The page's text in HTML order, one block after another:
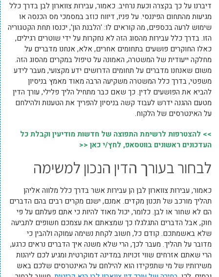
דיברנו על כך בקצרה וכעת נרחיב. כאמור, עבירות צווארון לבן בדרך כלל
מגיעות מהתחום הפיננסי. על פניו, דיווח כוזב במסמכי מס הכנסה או
שימוש לרעה בכספים, מה קוראים לו: 'הלבנת הון', יכנסו תחת הקטגוריה
הזו. בדרך כלל עבירות מהסוג הזה לא נחקרות על ידי שוטרים רגילים,
כאלו החוקרים פושעים בתחומים אחרים, אלא, אנחנו מדברים על
מחלקה ייעודית של המשטרה, האמונה על טיפול במקרים מהסוג הזה.
משום שאנחנו מדברים על תחומים הדרושים ידע מקצועי, מעבר לידע
משפטי, בדרך כלל המשטרה משקיעה הרבה מאוד מאמץ בניסיון
להביא את הפושעים לדין. כך שאם כבר מתחיל הליך פלילי, עורך הדין
מטעם ההגנה ידרש לעבוד קשה בניסיון להפריך את הטענות ולהילחם
על האינטרסים של הלקוח.
>> להצטרפות לרשימת התפוצה של חדשות מודיעין וקבלת כל
העדכונים ראשונים בווטסאפ, לחץ/י כאן <<
לבחור בעורך הדין הנכון למשימה
כאמור, עבירות צווארון לבן הן עבירות אשר בדרך כלל מלווה אליהן
תהליך מורכב של תכנון מקדים. אמנם, ישנם מקרים רבים בהם הדברים
הם לא שחור או לבן. כלומר, יכול מאוד להיות כי אתם פעלתם על פי
חוק, אבל הדברים התגלגלו כך שמצאתם את עצמכם חשופים לתביעה
שלא באשמתכם. קודם כל, חשוב לקחת נשימה עמוקה ולהבין כי
מדובר על תהליך. מעבר לכך, הרי שלא משנה איך הדברים נראים כרגע,
הרי שאתם אזרחים שווי זכויות במדינה דמוקרטית ומגיע לכם ליהנות
משירותיו של מי שתפקידו הוא להילחם על האינטרסים שלכם באש